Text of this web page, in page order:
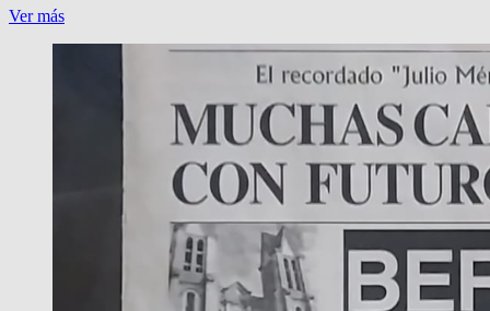
Ver más¡CHAU,